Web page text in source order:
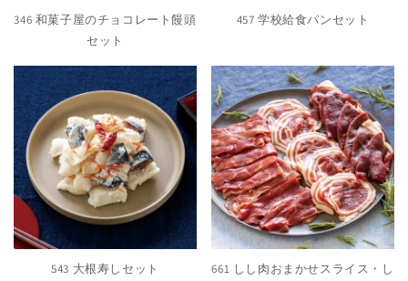
346 和菓子屋のチョコレート饅頭
セット
457 学校給食パンセット
543 大根寿しセット
661 しし肉おまかせスライス・し